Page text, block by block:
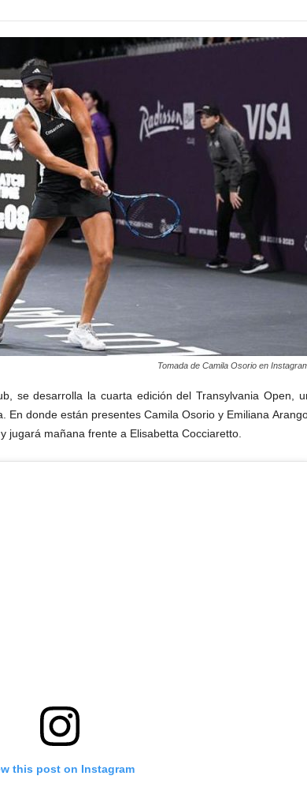
Tomada de Camila Osorio en
se desarrolla la cuarta edición del Transylvania Open,
En donde están presentes Camila Osorio y Emiliana
jugará mañana frente a Elisabetta Cocciaretto.
this post on Instagram